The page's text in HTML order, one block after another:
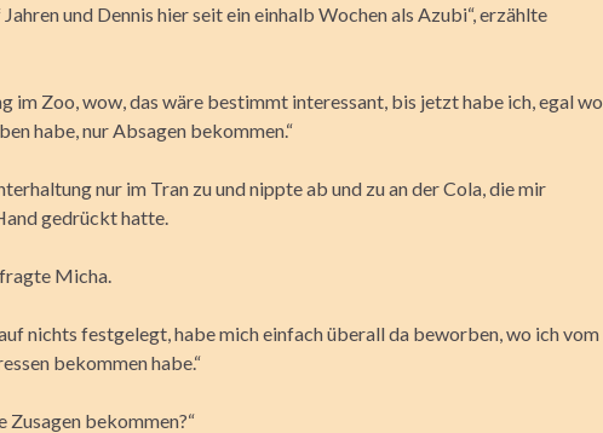
Jahren und Dennis hier seit ein einhalb Wochen als Azubi“, erzählte
im Zoo, wow, das wäre bestimmt interessant, bis jetzt habe ich, egal wo
habe, nur Absagen bekommen.“
nur im Tran zu und nippte ab und zu an der Cola, die mir
gedrückt hatte.
fragte Micha.
nichts festgelegt, habe mich einfach überall da beworben, wo ich vom
bekommen habe.“
Zusagen bekommen?“